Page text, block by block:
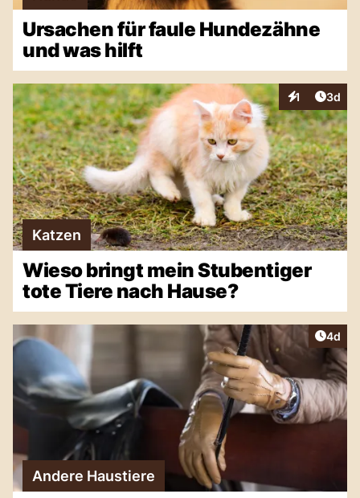
Ursachen für faule Hundezähne
und was hilft
1
Interaktionen
3d
Katzen
Wieso bringt mein Stubentiger
tote Tiere nach Hause?
4d
Andere Haustiere